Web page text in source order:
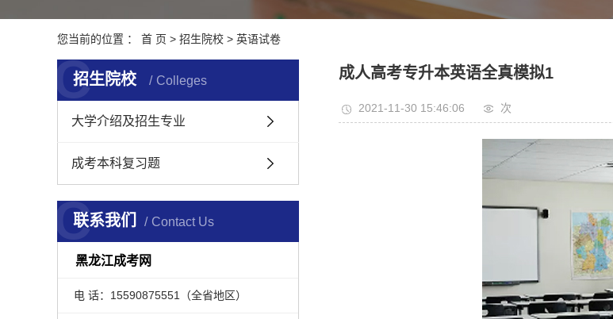
您当前的位置 ： 首 页 > 招生院校 > 英语试卷
招生院校 Colleges
C
大学介绍及招生专业
成考本科复习题
联系我们 Contact Us
C
黑龙江成考网
电 话：15590875551（全省地区）
成人高考专升本英语全真模拟1
2021-11-30 15:46:06 次